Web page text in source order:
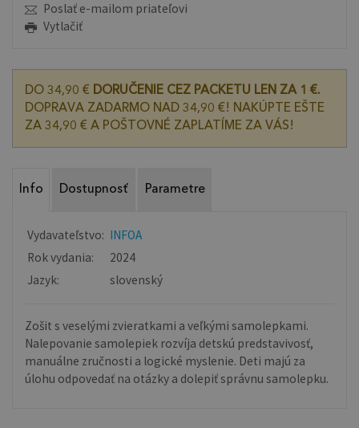
Poslať e-mailom priateľovi
Vytlačiť
DO 34,90 € DORUČENIE CEZ PACKETU LEN ZA 1 €.
DOPRAVA ZADARMO NAD 34,90 €! NAKÚPTE EŠTE
ZA 34,90 € A POŠTOVNÉ ZAPLATÍME ZA VÁS!
Info Dostupnosť Parametre
Vydavateľstvo: INFOA
Rok vydania:
2024
Jazyk:
slovenský
Zošit s veselými zvieratkami a veľkými samolepkami.
Nalepovanie samolepiek rozvíja detskú predstavivosť,
manuálne zručnosti a logické myslenie. Deti majú za
úlohu odpovedať na otázky a dolepiť správnu samolepku.